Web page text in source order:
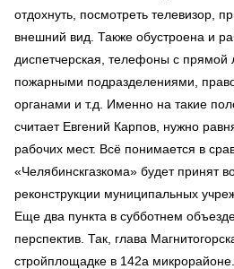
отдохнуть, посмотреть телевизор,
внешний вид. Также обустроена и
диспетчерская, телефоны с прямой
пожарными подразделениями,
органами и т.д. Именно на такие
считает Евгений Карпов, нужно
рабочих мест. Всё понимается в
«Челябинскгазкома» будет принят
реконструкции муниципальных
Еще два пункта в субботнем
перспектив. Так, глава
стройплощадке в 142а